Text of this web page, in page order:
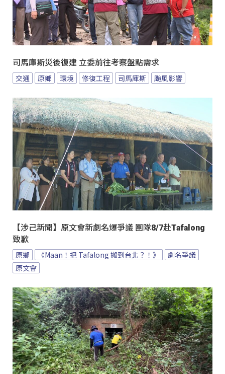
司馬庫斯災後復建 立委前往考察盤點需求
交通 原鄉 環境 修復工程 司馬庫斯 颱風影響
【涉己新聞】原文會新劇名爆爭議 團隊8/7赴Tafalong
致歉
原鄉 《Maan！把 Tafalong 搬到台北？！》
劇名爭議
原文會